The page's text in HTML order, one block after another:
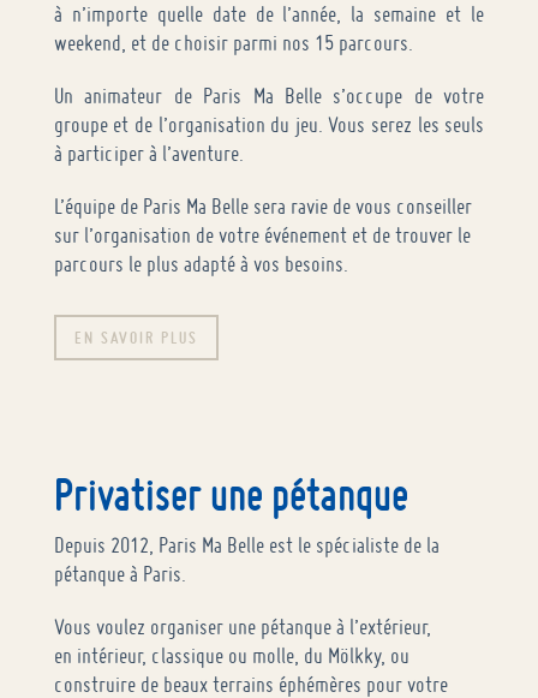
à n’importe quelle date de l’année, la semaine et le
weekend, et de choisir parmi nos 15 parcours.
Un animateur de Paris Ma Belle s’occupe de votre
groupe et de l’organisation du jeu. Vous serez les seuls
à participer à l’aventure.
L’équipe de Paris Ma Belle sera ravie de vous conseiller
sur l’organisation de votre événement et de trouver le
parcours le plus adapté à vos besoins.
EN SAVOIR PLUS
Privatiser une pétanque
Depuis 2012, Paris Ma Belle est le spécialiste de la
pétanque à Paris.
Vous voulez organiser une pétanque à l’extérieur,
en intérieur, classique ou molle, du Mölkky, ou
construire de beaux terrains éphémères pour votre